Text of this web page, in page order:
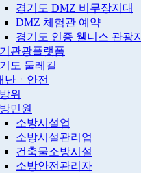
경기도 DMZ 비무장지대
DMZ 체험관 예약
경기도 인증 웰니스 관광지
관광플랫폼
도 둘레길
난ㆍ안전
위
민원
소방시설업
소방시설관리업
건축물소방시설
소방안전관리자